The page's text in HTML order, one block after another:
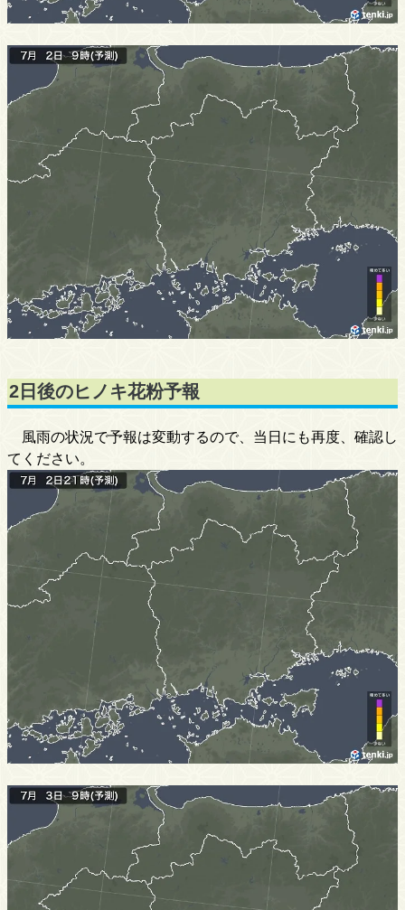
2日後のヒノキ花粉予報
風雨の状況で予報は変動するので、当日にも再度、確認し
てください。